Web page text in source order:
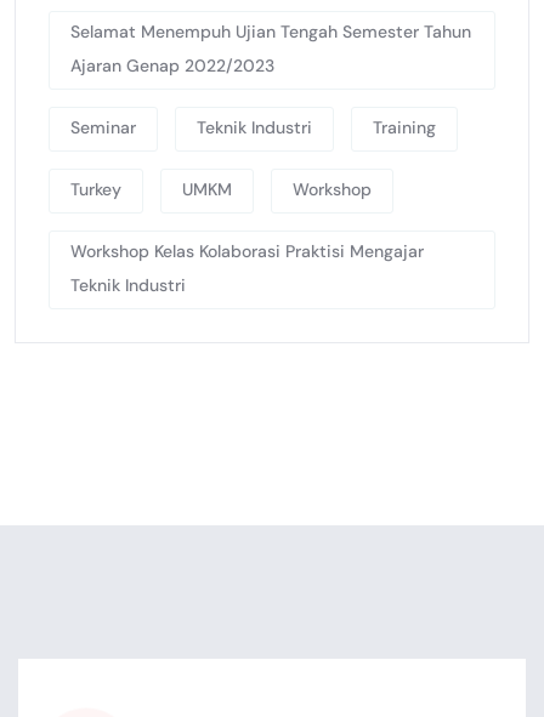
Selamat Menempuh Ujian Tengah Semester Tahun
Ajaran Genap 2022/2023
Seminar Teknik Industri Training
Turkey UMKM Workshop
Workshop Kelas Kolaborasi Praktisi Mengajar
Teknik Industri